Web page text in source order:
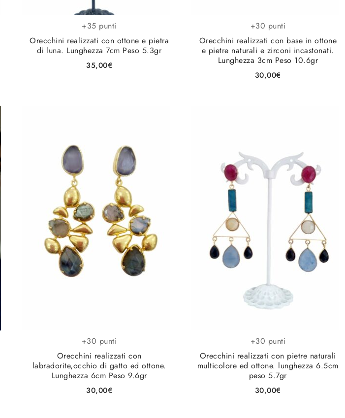
+35 punti
Orecchini realizzati con ottone e pietra
di luna. Lunghezza 7cm Peso 5.3gr
35,00€
+30 punti
Orecchini realizzati con base in ottone
e pietre naturali e zirconi incastonati.
Lunghezza 3cm Peso 10.6gr
30,00€
+30 punti
Orecchini realizzati con
labradorite,occhio di gatto ed ottone.
Lunghezza 6cm Peso 9.6gr
30,00€
+30 punti
Orecchini realizzati con pietre naturali
multicolore ed ottone. lunghezza 6.5cm
peso 5.7gr
30,00€